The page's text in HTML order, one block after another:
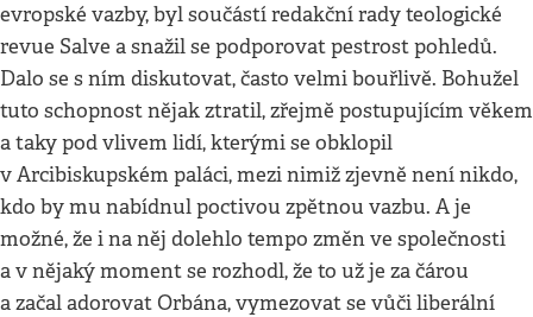
evropské vazby, byl součástí redakční rady teologické
revue Salve a snažil se podporovat pestrost pohledů.
Dalo se s ním diskutovat, často velmi bouřlivě. Bohužel
tuto schopnost nějak ztratil, zřejmě postupujícím věkem
a taky pod vlivem lidí, kterými se obklopil
v Arcibiskupském paláci, mezi nimiž zjevně není nikdo,
kdo by mu nabídnul poctivou zpětnou vazbu. A je
možné, že i na něj dolehlo tempo změn ve společnosti
a v nějaký moment se rozhodl, že to už je za čárou
a začal adorovat Orbána, vymezovat se vůči liberální